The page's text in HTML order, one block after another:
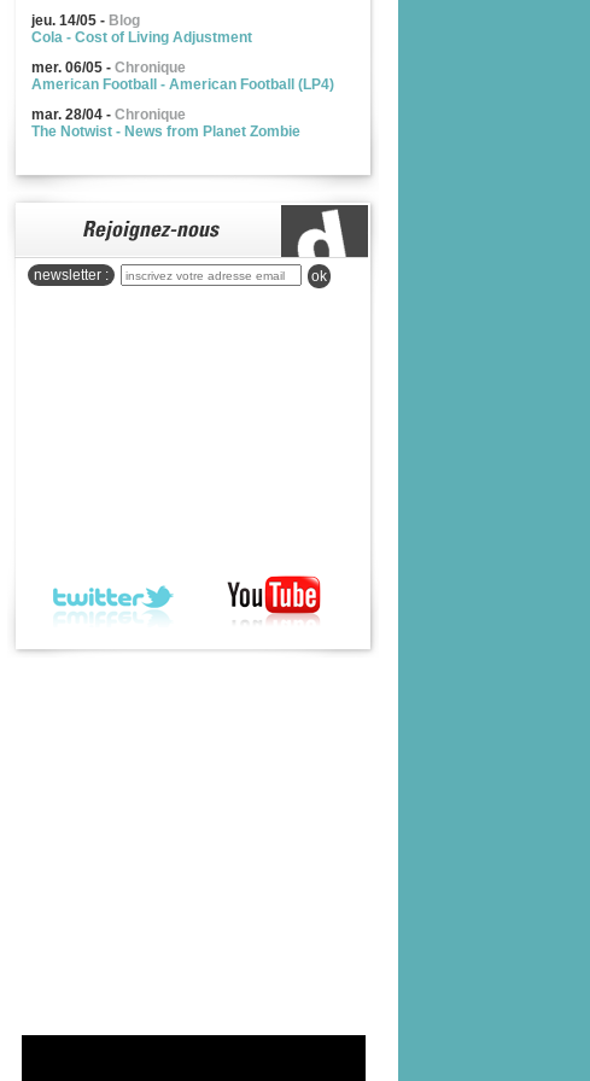
jeu. 14/05 - Blog
Cola - Cost of Living Adjustment
mer. 06/05 - Chronique
American Football - American Football (LP4)
mar. 28/04 - Chronique
The Notwist - News from Planet Zombie
newsletter : ok